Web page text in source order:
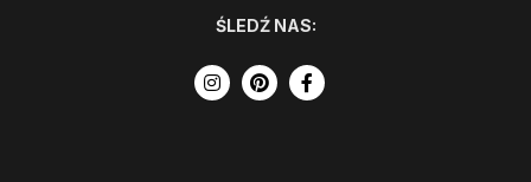
ŚLEDŹ NAS: